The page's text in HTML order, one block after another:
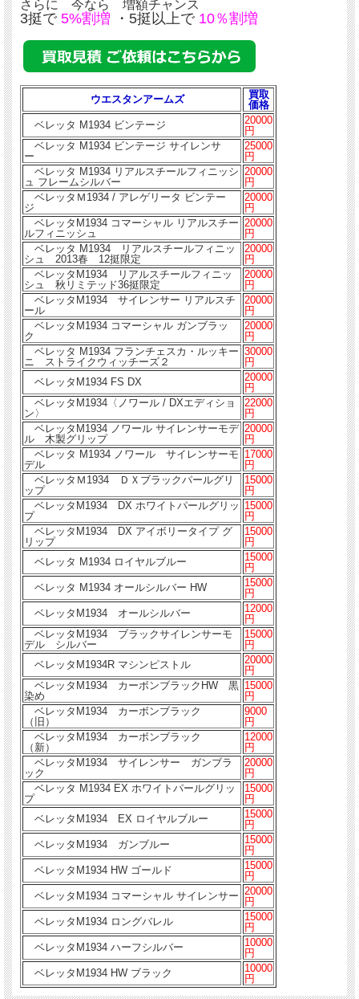
さらに 今なら 増額チャンス
3挺で 5%割増 ・5挺以上で10％割増
ウエスタンアームズ
買取
価格
ベレッタ M1934 ビンテージ
20000
円
ベレッタ M1934 ビンテージ サイレンサ
ー
25000
円
ベレッタ M1934 リアルスチールフィニッシ
ュ フレームシルバー
20000
円
ベレッタＭ1934 / アレゲリータ ビンテー
ジ
20000
円
ベレッタM1934 コマーシャル リアルスチー
ルフィニッシュ
20000
円
ベレッタ M1934 リアルスチールフィニッ
シュ 2013春 12挺限定
20000
円
ベレッタM1934 リアルスチールフィニッ
シュ 秋リミテッド36挺限定
20000
円
ベレッタM1934 サイレンサー リアルスチ
ール
20000
円
ベレッタM1934 コマーシャル ガンブラッ
ク
20000
円
ベレッタ M1934 フランチェスカ・ルッキー
ニ ストライクウィッチーズ２
30000
円
ベレッタM1934 FS DX
20000
円
ベレッタM1934〈ノワール / DXエディショ
ン〉
22000
円
ベレッタM1934 ノワール サイレンサーモデ
ル 木製グリップ
20000
円
ベレッタ M1934 ノワール サイレンサーモ
デル
17000
円
ベレッタＭ1934 ＤＸブラックパールグリ
ップ
15000
円
ベレッタM1934 DX ホワイトパールグリッ
プ
15000
円
ベレッタM1934 DX アイボリータイプ グ
リップ
15000
円
ベレッタ M1934 ロイヤルブルー
15000
円
ベレッタ M1934 オールシルバー HW
15000
円
ベレッタM1934 オールシルバー
12000
円
ベレッタM1934 ブラックサイレンサーモ
デル シルバー
15000
円
ベレッタM1934R マシンピストル
20000
円
ベレッタM1934 カーボンブラックHW 黒
染め
15000
円
ベレッタM1934 カーボンブラック
（旧）
9000
円
ベレッタM1934 カーボンブラック
（新）
12000
円
ベレッタM1934 サイレンサー ガンブラ
ック
20000
円
ベレッタ M1934 EX ホワイトパールグリッ
プ
15000
円
ベレッタM1934 EX ロイヤルブルー
15000
円
ベレッタM1934 ガンブルー
15000
円
ベレッタM1934 HW ゴールド
15000
円
ベレッタM1934 コマーシャル サイレンサー 20000
円
ベレッタM1934 ロングバレル
15000
円
ベレッタM1934 ハーフシルバー
10000
円
ベレッタM1934 HW ブラック
10000
円